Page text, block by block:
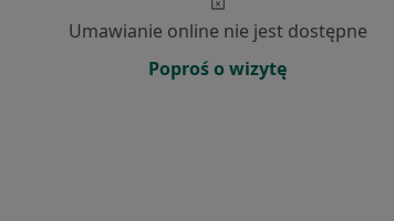
Umawianie online nie jest dostępne
Poproś o wizytę